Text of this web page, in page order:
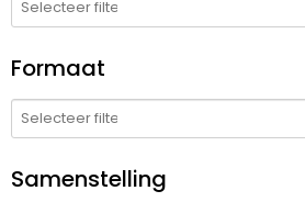
Formaat
Samenstelling